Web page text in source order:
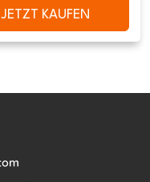
JETZT KAUFEN